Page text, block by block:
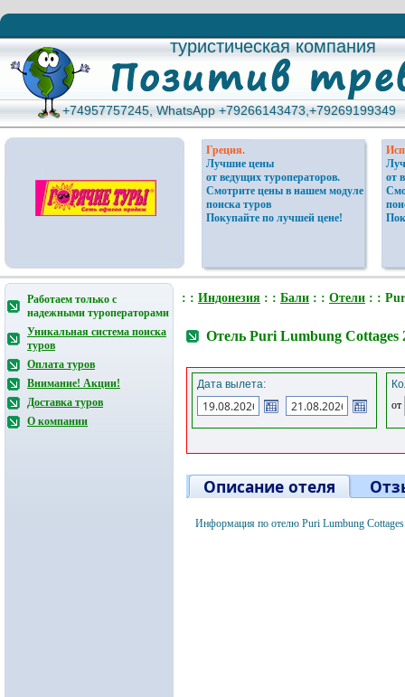
туристическая компания
туристическая компания
+74957757245, WhatsApp +79266143473,+79269199349
+74957757245, WhatsApp +79266143473,+79269199349
Греция.
Лучшие цены
от ведущих туроператоров.
Смотрите цены в нашем модуле
поиска туров
Покупайте по лучшей цене!
от
Работаем только с
надежными туроператорами
Уникальная система поиска
туров
Оплата туров
Внимание! Акции!
Доставка туров
О компании
: : Индонезия : : Бали : : Отели : :
Отель Puri Lumbung Cottages
Дата вылета:
от
Описание отеля
Информация по отелю Puri Lumbung